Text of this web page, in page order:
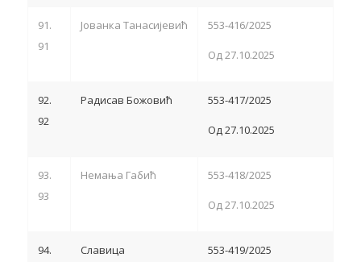
91.
91
Јованка Танасијевић 553-416/2025
Од 27.10.2025
92.
92
Радисав Божовић 553-417/2025
Од 27.10.2025
93.
93
Немања Габић 553-418/2025
Од 27.10.2025
94.
Славица
553-419/2025